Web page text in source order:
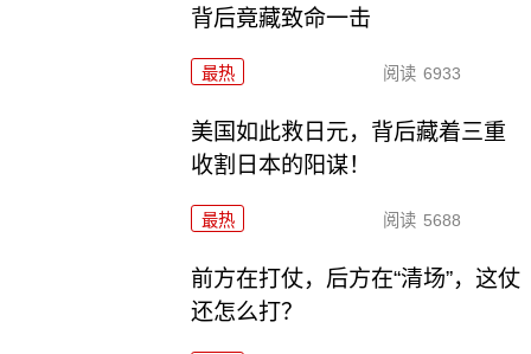
背后竟藏致命一击
最热 阅读 6933
美国如此救日元，背后藏着三重
收割日本的阳谋！
最热 阅读 5688
前方在打仗，后方在“清场”，这仗
还怎么打？